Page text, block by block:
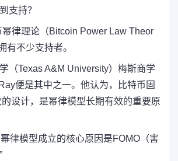
支持？
幂律理论（Bitcoin Power Law Theor
有不少支持者。
（Texas A&M University）梅斯商学
便是其中之一。他认为，比特币固
设计，是幂律模型长期有效的重要原
律模型成立的核心原因是FOMO（害